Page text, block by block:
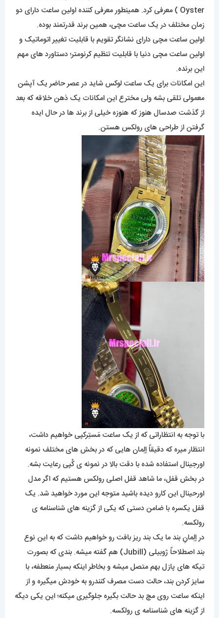
Oyster ) معرفی کرد. همینطور معرفی کننده اولین ساعت دارای دو
زمان مختلف در یک ساعت مچی، همین برند قدرتمند بوده.
اولین ساعت مچی دارای نشانگر تقویم با قابلیت تغییر اتوماتیک و
اولین ساعت مچی دنیا با قابلیت تنظیم کرنومتر؛ دستاورد های مهم
این برنده.
این امکانات برای یک ساعت لوکس شاید در عصر حاضر یک آپشن
معمولی تلقی بشه ولی مخترع این امکانات یک ذهن خلاقه که بعد
از گذشت صدسال هنوز که هنوزه خیلی از برند ها در حال ایده
گرفتن از طراحی های رولکس هستن.
با توجه به انتظاراتی که از یک ساعت مَستِرکپی خواهیم داشت،
انتظار میره که دقیقاً اِلِمان هایی که در بخش های مختلف نمونه
اورجینال استفاده شده با دقت بالا در نمونه ی کُپی رعایت بشه.
در بخش قفل، ما شاهد قفل اصلی رولکس هستیم که اگر مدل
اورحینال این کارو دیده باشید متوجه این مورد خواهید شد. یک
قفل یکسره با ضامن دستی که یکی از گزینه های شناسنامه ی
رولکسه.
در اِلِمانِ بند ما یک بند ریز بافت رو خواهیم داشت که به این نوع
بند اصطلاحاً ژوبیلی (Jubill) هم گفته میشه. بندی که بصورت
تیکه های پازل بهم متصل میشه و بخاطر اینکه بسیار منعطفه، با
سایز کردن بند، حالت دست مصرف کنندرو به خودش میگیره و از
اینکه ساعت روی مچ بد حالت بگیره جلوگیری میکنه؛ این یکی دیگه
از گزینه های شناسنامه ی رولکسه.